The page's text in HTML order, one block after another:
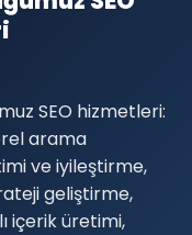
SEO hizmetleri:
arama
ve iyileştirme,
geliştirme,
içerik üretimi,